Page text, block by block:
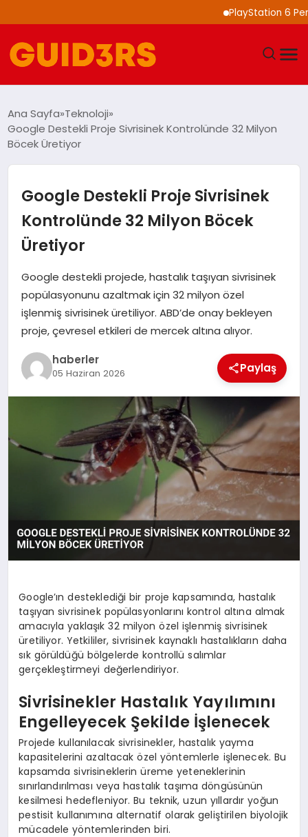
PlayStation 6
YAŞAM
SAĞLIK
EKONOMI
MAGAZIN
EĞITIM
Ana Sayfa Teknoloji
Google Destekli Proje Sivrisinek Kontrolünde 32 Milyon
Böcek Üretiyor
Google Destekli Proje Sivrisinek
Kontrolünde 32 Milyon Böcek
Üretiyor
Google destekli projede, hastalık taşıyan sivrisinek
popülasyonunu azaltmak için 32 milyon özel
işlenmiş sivrisinek üretiliyor. ABD’de onay bekleyen
proje, çevresel etkileri de mercek altına alıyor.
haberler
05 Haziran 2026 Paylaş
Google’ın desteklediği bir proje kapsamında, hastalık
taşıyan sivrisinek popülasyonlarını kontrol altına almak
amacıyla yaklaşık 32 milyon özel işlenmiş sivrisinek
üretiliyor. Yetkililer, sivrisinek kaynaklı hastalıkların daha
sık görüldüğü bölgelerde kontrollü salımlar
gerçekleştirmeyi değerlendiriyor.
Sivrisinekler Hastalık Yayılımını
Engelleyecek Şekilde İşlenecek
Projede kullanılacak sivrisinekler, hastalık yayma
kapasitelerini azaltacak özel yöntemlerle işlenecek. Bu
kapsamda sivrisineklerin üreme yeteneklerinin
sınırlandırılması veya hastalık taşıma döngüsünün
kesilmesi hedefleniyor. Bu teknik, uzun yıllardır yoğun
pestisit kullanımına alternatif olarak geliştirilen biyolojik
mücadele yöntemlerinden biri.